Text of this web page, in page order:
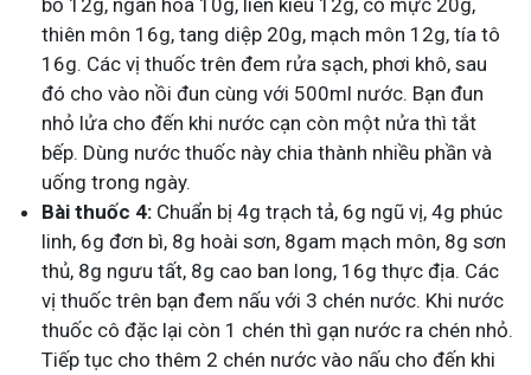
bồ 12g, ngân hoa 10g, liên kiều 12g, cỏ mực 20g,
thiên môn 16g, tang diệp 20g, mạch môn 12g, tía tô
16g. Các vị thuốc trên đem rửa sạch, phơi khô, sau
đó cho vào nồi đun cùng với 500ml nước. Bạn đun
nhỏ lửa cho đến khi nước cạn còn một nửa thì tắt
bếp. Dùng nước thuốc này chia thành nhiều phần và
uống trong ngày.
Bài thuốc 4: Chuẩn bị 4g trạch tả, 6g ngũ vị, 4g phúc
linh, 6g đơn bì, 8g hoài sơn, 8gam mạch môn, 8g sơn
thủ, 8g ngưu tất, 8g cao ban long, 16g thực địa. Các
vị thuốc trên bạn đem nấu với 3 chén nước. Khi nước
thuốc cô đặc lại còn 1 chén thì gạn nước ra chén nhỏ.
Tiếp tục cho thêm 2 chén nước vào nấu cho đến khi